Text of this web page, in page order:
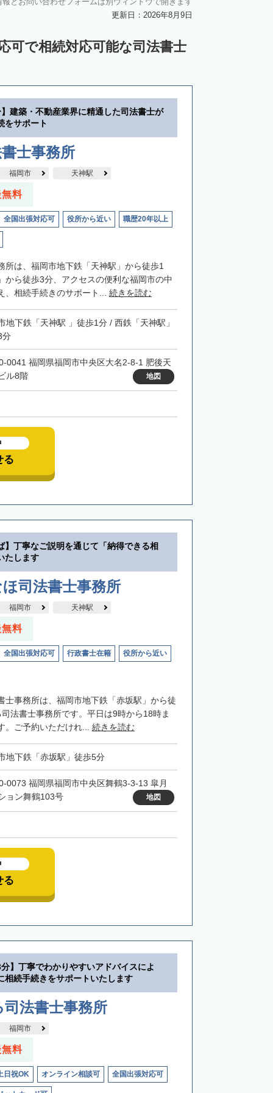
更新日：2026年8月9日
可で相続対応可能な司法書士
建築・不動産業界に精通した司法書士が
をサポート
士事務所
福岡市 天神駅
料
全国出張対応可 役所から近い 職歴20年以上
所は、福岡市地下鉄「天神駅」から徒歩1
から徒歩3分、アクセスの便利な福岡市の中
、相続手続きのサポート... 続きを読む
地下鉄「天神駅 」徒歩1分 / 西鉄「天神駅」
分
0041 福岡県福岡市中央区大名2-8-1 肥後天
ル8階
地図
る
】丁寧なご説明を通じて「納得できる相
たします
司法書士事務所
福岡市 天神駅
料
全国出張対応可 行政書士在籍 役所から近い
士事務所は、福岡市地下鉄「赤坂駅」から徒
法書士事務所です。平日は9時から18時ま
。ご予約いただけれ... 続きを読む
地下鉄「赤坂駅」徒歩5分
0073 福岡県福岡市中央区舞鶴3-3-13 皐月
ョン舞鶴103号
地図
る
】丁寧でわかりやすいアドバイスによ
相続手続きをサポートいたします
法書士事務所
福岡市
料
日祝OK オンライン相談可 全国出張対応可